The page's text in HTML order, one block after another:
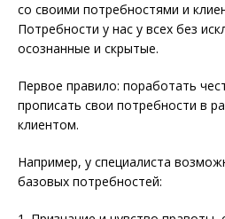
со своими потребностями и
Потребности у нас у всех без
осознанные и скрытые.
Первое правило: поработать
прописать свои потребности в
клиентом.
Например, у специалиста
базовых потребностей: